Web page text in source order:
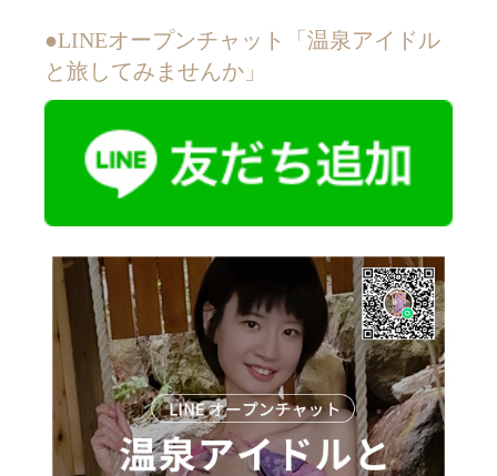
●LINEオープンチャット「温泉アイドル
と旅してみませんか」